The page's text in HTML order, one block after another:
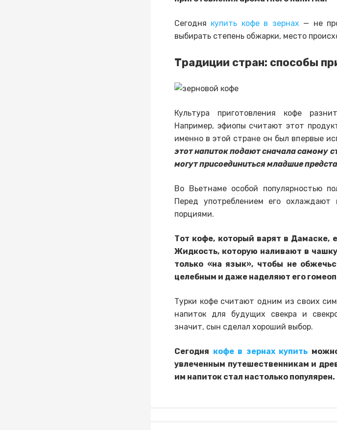
Сегодня купить кофе в зернах — не
выбирать степень обжарки, место
Традиции стран: способы
Культура приготовления кофе
Например, эфиопы считают этот
именно в этой стране он был впервые
этот напиток подают сначала самому
могут присоединиться младшие
Во Вьетнаме особой популярностью
Перед употреблением его
порциями.
Тот кофе, который варят в Дамаске,
Жидкость, которую наливают в
только «на язык», чтобы не
целебным и даже наделяют его
Турки кофе считают одним из своих
напиток для будущих свекра и
значит, сын сделал хороший выбор.
Сегодня кофе в зернах купить
увлеченным путешественникам и
им напиток стал настолько популярен.